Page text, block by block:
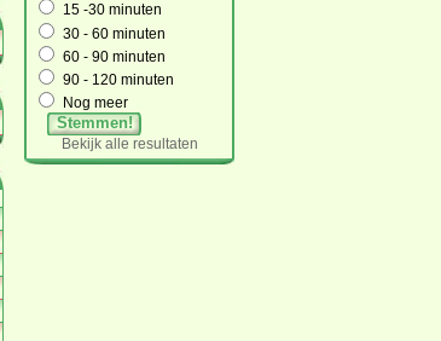
15 -30 minuten
30 - 60 minuten
60 - 90 minuten
90 - 120 minuten
Nog meer
Stemmen!
Bekijk alle resultaten